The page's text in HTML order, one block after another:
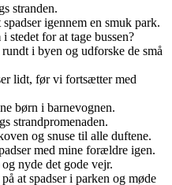
stranden.
igennem en smuk park.
stedet for at tage bussen?
i byen og udforske de små
lidt, før vi fortsætter med
børn i barnevognen.
strandpromenaden.
og snuse til alle duftene.
med mine forældre igen.
nyde det gode vejr.
at spadser i parken og møde